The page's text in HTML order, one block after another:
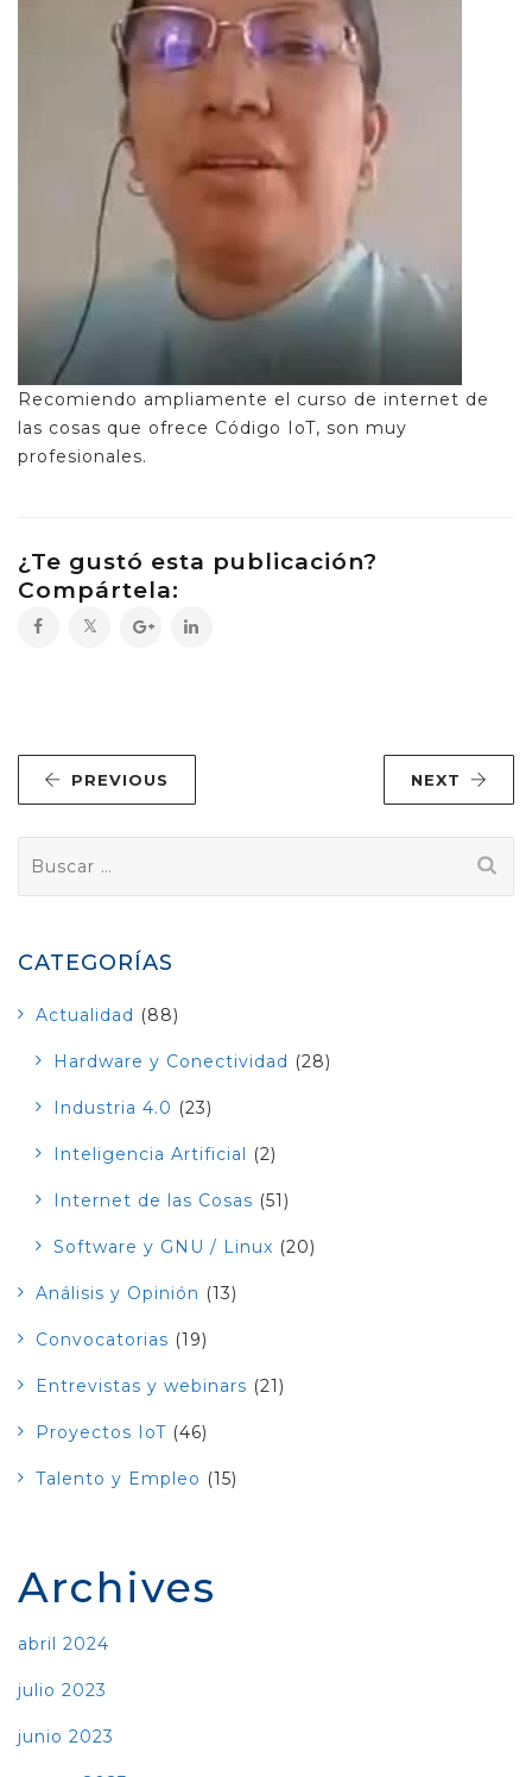
Recomiendo ampliamente el curso de internet de
las cosas que ofrece Código IoT, son muy
profesionales.
¿Te gustó esta publicación?
Compártela:
PREVIOUS NEXT
CATEGORÍAS
Actualidad (88)
Hardware y Conectividad (28)
Industria 4.0 (23)
Inteligencia Artificial (2)
Internet de las Cosas (51)
Software y GNU / Linux (20)
Análisis y Opinión (13)
Convocatorias (19)
Entrevistas y webinars (21)
Proyectos IoT (46)
Talento y Empleo (15)
Archives
abril 2024
julio 2023
junio 2023